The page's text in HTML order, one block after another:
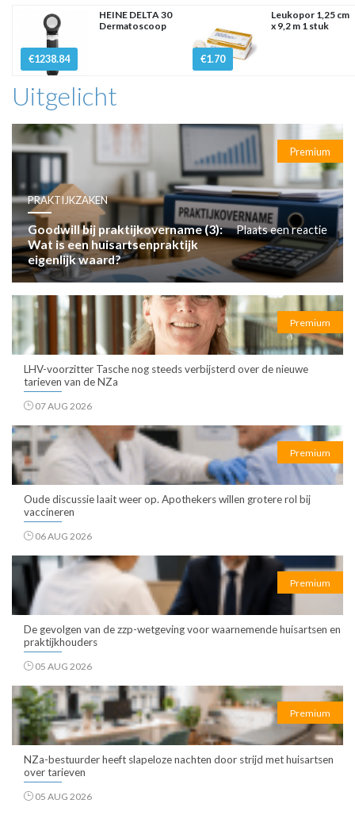
€1238.84
HEINE DELTA 30
Dermatoscoop
€1.70
Leukopor 1,25 cm
x 9,2 m 1 stuk
Uitgelicht
Premium
PRAKTIJKZAKEN
Goodwill bij praktijkovername (3):
Wat is een huisartsenpraktijk
eigenlijk waard?
Plaats een reactie
Premium
LHV-voorzitter Tasche nog steeds verbijsterd over de nieuwe
tarieven van de NZa
07 AUG 2026
Premium
Oude discussie laait weer op. Apothekers willen grotere rol bij
vaccineren
06 AUG 2026
Premium
De gevolgen van de zzp-wetgeving voor waarnemende huisartsen en
praktijkhouders
05 AUG 2026
Premium
NZa-bestuurder heeft slapeloze nachten door strijd met huisartsen
over tarieven
05 AUG 2026